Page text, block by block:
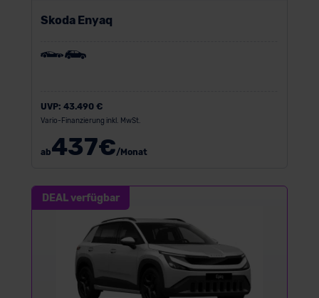
Skoda Enyaq
UVP: 43.490 €
Vario-Finanzierung inkl. MwSt.
ab437€/Monat
DEAL verfügbar